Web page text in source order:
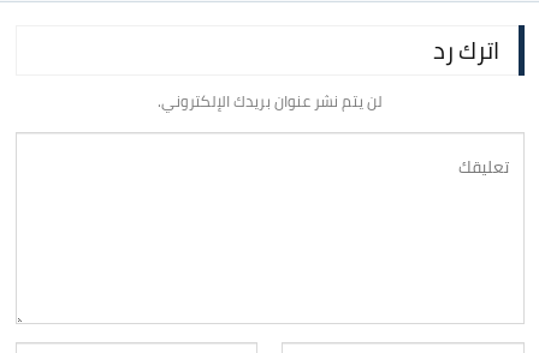
اترك رد
لن يتم نشر عنوان بريدك الإلكتروني.